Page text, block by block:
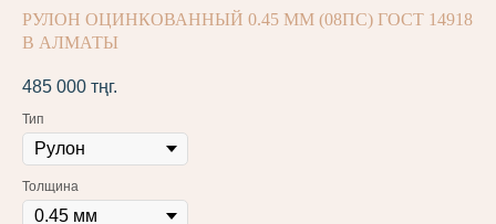
РУЛОН ОЦИНКОВАННЫЙ 0.45 ММ (08ПС) ГОСТ 14918
В АЛМАТЫ
485 000 тңг.
Тип
Толщина